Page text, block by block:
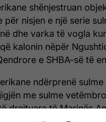
shënjestruan
për nisjen e një serie
dhe varka të vogla
kalonin nëpër
e SHBA-së të
ndërprenë
me sulme
drejtuara të Marinës